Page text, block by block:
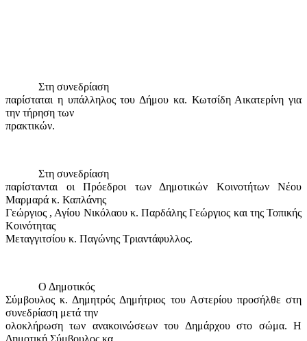
Στη συνεδρίαση
παρίσταται η υπάλληλος του Δήμου κα. Κωτσίδη Αικατερίνη για
την τήρηση των
πρακτικών.
Στη συνεδρίαση
παρίστανται οι Πρόεδροι των Δημοτικών Κοινοτήτων Νέου
Μαρμαρά κ. Καπλάνης
Γεώργιος , Αγίου Νικόλαου κ. Παρδάλης Γεώργιος και της Τοπικής
Κοινότητας
Μεταγγιτσίου κ. Παγώνης Τριαντάφυλλος.
Ο Δημοτικός
Σύμβουλος κ. Δημητρός Δημήτριος του Αστερίου προσήλθε στη
συνεδρίαση μετά την
ολοκλήρωση των ανακοινώσεων του Δημάρχου στο σώμα. Η
Δημοτική Σύμβουλος κα.